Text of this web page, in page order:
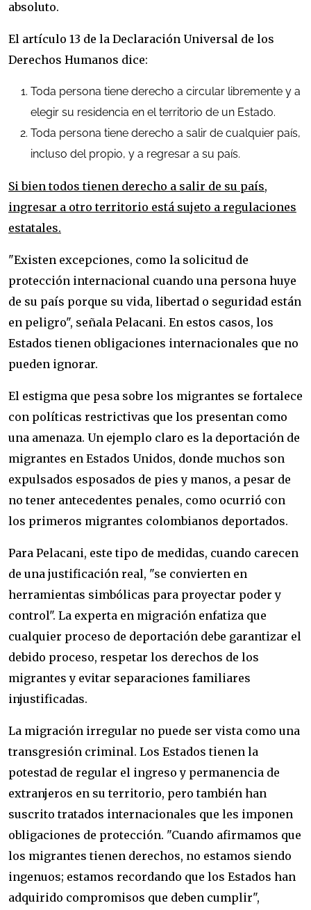
absoluto.
El artículo 13 de la Declaración Universal de los
Derechos Humanos dice:
Toda persona tiene derecho a circular libremente y a
elegir su residencia en el territorio de un Estado.
Toda persona tiene derecho a salir de cualquier país,
incluso del propio, y a regresar a su país.
Si bien todos tienen derecho a salir de su país,
ingresar a otro territorio está sujeto a regulaciones
estatales.
"Existen excepciones, como la solicitud de
protección internacional cuando una persona huye
de su país porque su vida, libertad o seguridad están
en peligro", señala Pelacani. En estos casos, los
Estados tienen obligaciones internacionales que no
pueden ignorar.
El estigma que pesa sobre los migrantes se fortalece
con políticas restrictivas que los presentan como
una amenaza. Un ejemplo claro es la deportación de
migrantes en Estados Unidos, donde muchos son
expulsados esposados de pies y manos, a pesar de
no tener antecedentes penales, como ocurrió con
los primeros migrantes colombianos deportados.
Para Pelacani, este tipo de medidas, cuando carecen
de una justificación real, "se convierten en
herramientas simbólicas para proyectar poder y
control". La experta en migración enfatiza que
cualquier proceso de deportación debe garantizar el
debido proceso, respetar los derechos de los
migrantes y evitar separaciones familiares
injustificadas.
La migración irregular no puede ser vista como una
transgresión criminal. Los Estados tienen la
potestad de regular el ingreso y permanencia de
extranjeros en su territorio, pero también han
suscrito tratados internacionales que les imponen
obligaciones de protección. "Cuando afirmamos que
los migrantes tienen derechos, no estamos siendo
ingenuos; estamos recordando que los Estados han
adquirido compromisos que deben cumplir",